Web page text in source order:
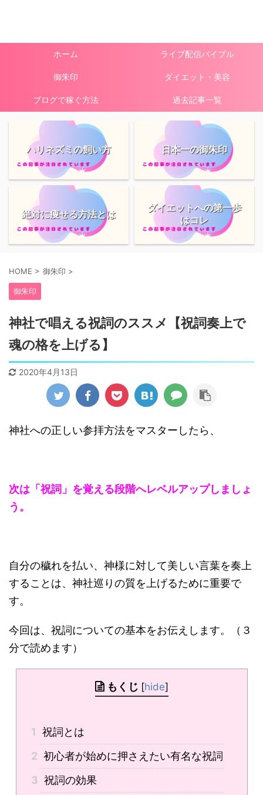
ホーム ライブ配信バイブル
御朱印 ダイエット・美容
ブログで稼ぐ方法 過去記事一覧
ハリネズミの飼い方 日本一の御朱印
絶対に痩せる方法とは
ダイエットへの第一歩
はコレ
HOME > 御朱印 >
御朱印
神社で唱える祝詞のススメ【祝詞奏上で
魂の格を上げる】
2020年4月13日
神社への正しい参拝方法をマスターしたら、
次は「祝詞」を覚える段階へレベルアップしましょ
う。
自分の穢れを払い、神様に対して美しい言葉を奏上
することは、神社巡りの質を上げるために重要で
す。
今回は、祝詞についての基本をお伝えします。（３
分で読めます）
もくじ [hide]
1 祝詞とは
2 初心者が始めに押さえたい有名な祝詞
3 祝詞の効果